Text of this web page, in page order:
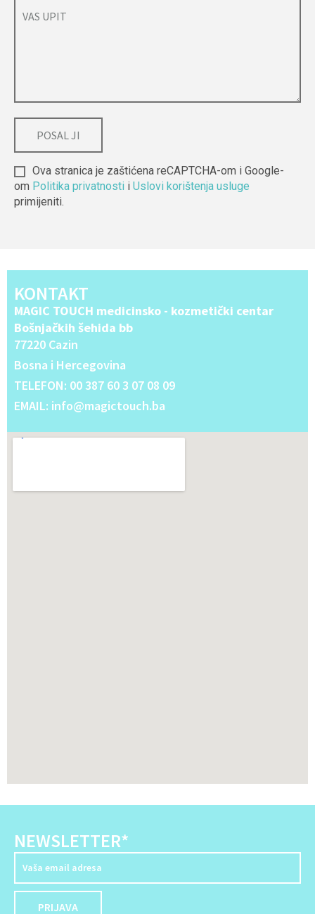
Ova stranica je zaštićena reCAPTCHA-om i Google-
om Politika privatnosti i Uslovi korištenja usluge
primijeniti.
KONTAKT
MAGIC TOUCH medicinsko - kozmetički centar
Bošnjačkih šehida bb
77220 Cazin
Bosna i Hercegovina
TELEFON: 00 387 60 3 07 08 09
EMAIL: info@magictouch.ba
NEWSLETTER*